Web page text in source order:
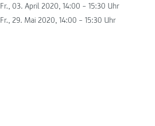
Fr., 03. April 2020, 14:00 – 15:30 Uhr
Fr., 29. Mai 2020, 14:00 – 15:30 Uhr